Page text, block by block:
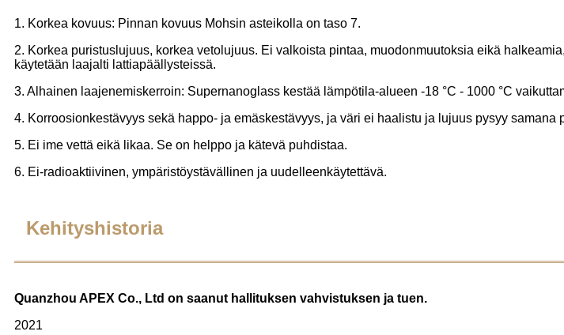
1. Korkea kovuus: Pinnan kovuus Mohsin asteikolla on taso 7.
2. Korkea puristuslujuus, korkea vetolujuus. Ei valkoista pintaa, muodonmuutoksia eikä
käytetään laajalti lattiapäällysteissä.
3. Alhainen laajenemiskerroin: Supernanoglass kestää lämpötila-alueen -18 °C - 1000 °C
4. Korroosionkestävyys sekä happo- ja emäskestävyys, ja väri ei haalistu ja lujuus pysyy samana
5. Ei ime vettä eikä likaa. Se on helppo ja kätevä puhdistaa.
6. Ei-radioaktiivinen, ympäristöystävällinen ja uudelleenkäytettävä.
Kehityshistoria
Quanzhou APEX Co., Ltd on saanut hallituksen vahvistuksen ja tuen.
2021